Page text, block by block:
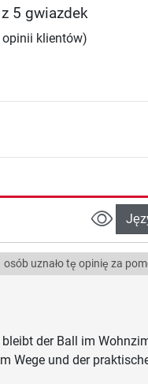
z 5 gwiazdek
opinii klientów)
osób uznało tę opinię za
der Ball im
Wege und der